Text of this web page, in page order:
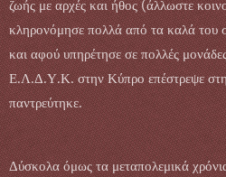
ζωής με αρχές και ήθος (άλλωστε
κληρονόμησε πολλά από τα καλά του
και αφού υπηρέτησε σε πολλές
Ε.Λ.Δ.Υ.Κ. στην Κύπρο επέστρεψε
παντρεύτηκε.
Δύσκολα όμως τα μεταπολεμικά